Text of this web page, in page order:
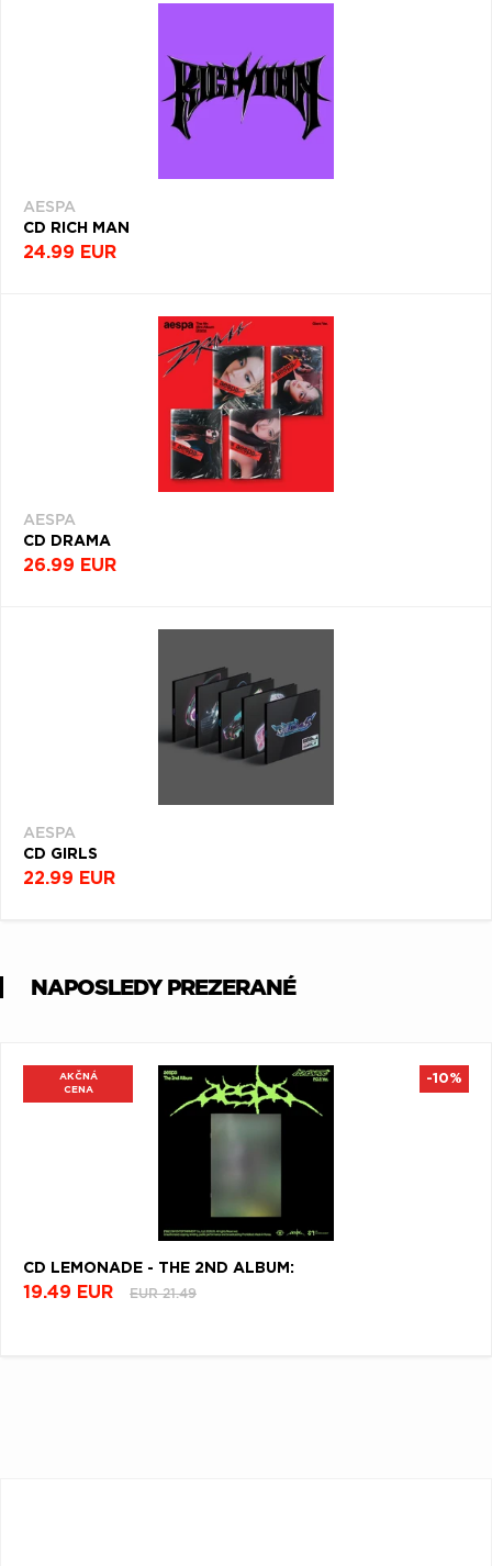
AESPA
CD RICH MAN
24.99 EUR
AESPA
CD DRAMA
26.99 EUR
AESPA
CD GIRLS
22.99 EUR
NAPOSLEDY PREZERANÉ
AKČNÁ
CENA
CD LEMONADE - THE 2ND ALBUM:
19.49 EUR EUR 21.49
-10%